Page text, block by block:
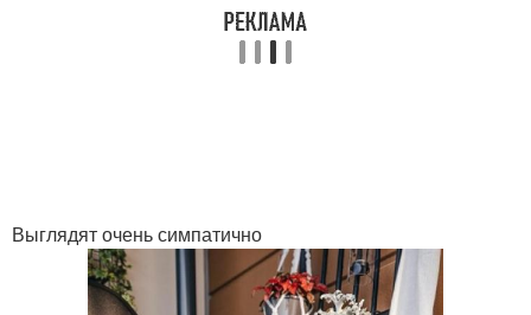
Выглядят очень симпатично